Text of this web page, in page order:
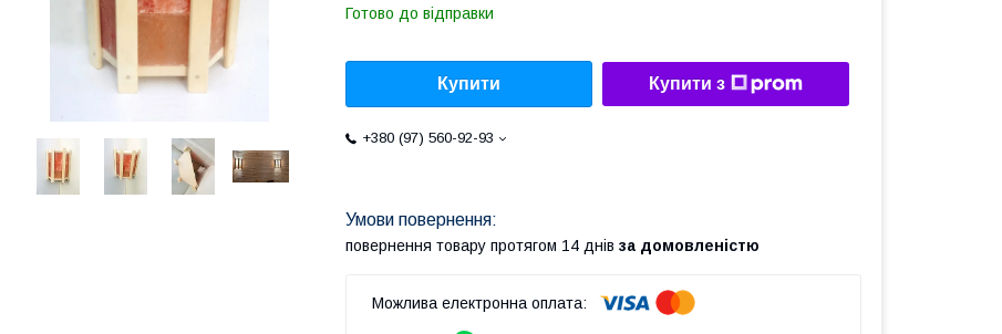
Готово до відправки
Купити Купити з
+380 (97) 560-92-93
повернення товару протягом 14 днів за домовленістю